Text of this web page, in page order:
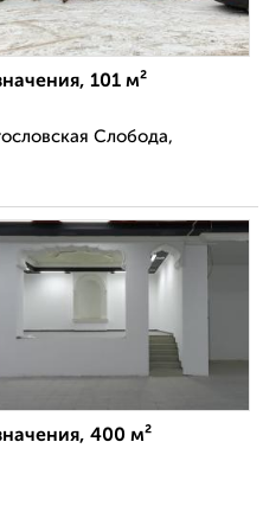
101 м²
Слобода,
400 м²